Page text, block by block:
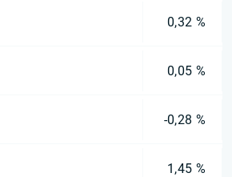
0,32 %
0,05 %
-0,28 %
1,45 %